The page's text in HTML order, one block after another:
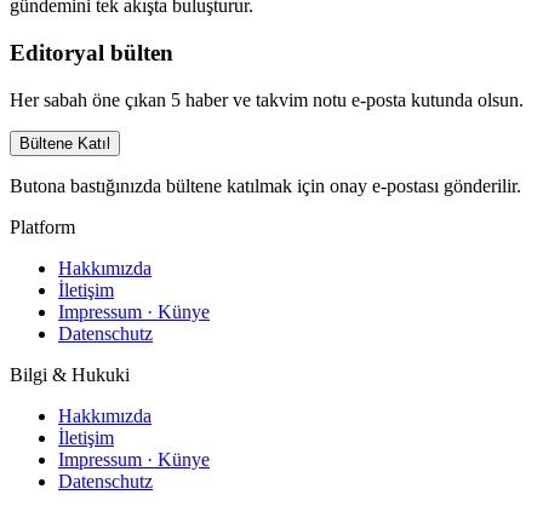
gündemini tek akışta buluşturur.
Editoryal bülten
Her sabah öne çıkan 5 haber ve takvim notu e-posta kutunda olsun.
Bültene Katıl
Butona bastığınızda bültene katılmak için onay e-postası gönderilir.
Platform
Hakkımızda
İletişim
Impressum · Künye
Datenschutz
Bilgi & Hukuki
Hakkımızda
İletişim
Impressum · Künye
Datenschutz